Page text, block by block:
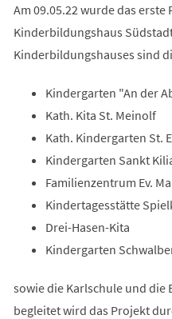
Am 09.05.22 wurde das
Kinderbildungshaus
Kinderbildungshauses sind
Kindergarten "An der
Kath. Kita St. Meinolf
Kath. Kindergarten St.
Kindergarten Sankt
Familienzentrum Ev.
Kindertagesstätte
Drei-Hasen-Kita
Kindergarten
sowie die Karlschule und
begleitet wird das Projekt